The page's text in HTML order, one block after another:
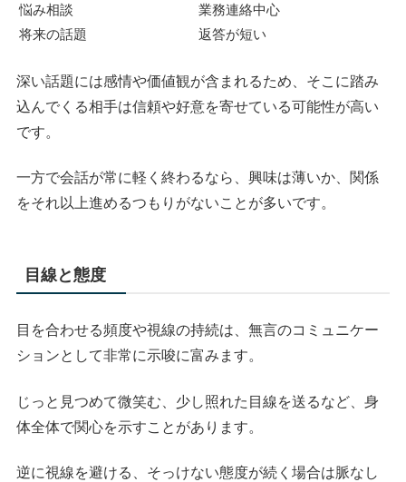
悩み相談
将来の話題
業務連絡中心
返答が短い
深い話題には感情や価値観が含まれるため、そこに踏み
込んでくる相手は信頼や好意を寄せている可能性が高い
です。
一方で会話が常に軽く終わるなら、興味は薄いか、関係
をそれ以上進めるつもりがないことが多いです。
目線と態度
目を合わせる頻度や視線の持続は、無言のコミュニケー
ションとして非常に示唆に富みます。
じっと見つめて微笑む、少し照れた目線を送るなど、身
体全体で関心を示すことがあります。
逆に視線を避ける、そっけない態度が続く場合は脈なし